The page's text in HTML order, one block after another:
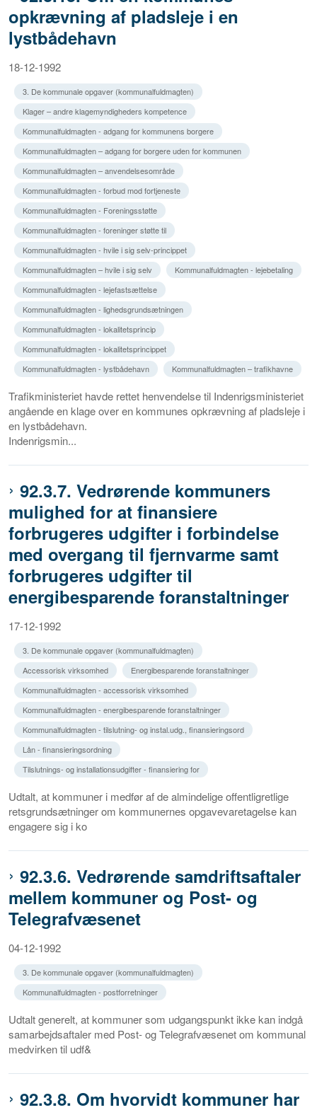
opkrævning af pladsleje i en
lystbådehavn
18-12-1992
3. De kommunale opgaver (kommunalfuldmagten)
Klager – andre klagemyndigheders kompetence
Kommunalfuldmagten - adgang for kommunens borgere
Kommunalfuldmagten – adgang for borgere uden for kommunen
Kommunalfuldmagten – anvendelsesområde
Kommunalfuldmagten - forbud mod fortjeneste
Kommunalfuldmagten - Foreningsstøtte
Kommunalfuldmagten - foreninger støtte til
Kommunalfuldmagten - hvile i sig selv-princippet
Kommunalfuldmagten – hvile i sig selv
Kommunalfuldmagten - lejebetaling
Kommunalfuldmagten - lejefastsættelse
Kommunalfuldmagten - lighedsgrundsætningen
Kommunalfuldmagten - lokalitetsprincip
Kommunalfuldmagten - lokalitetsprincippet
Kommunalfuldmagten - lystbådehavn
Kommunalfuldmagten – trafikhavne
Trafikministeriet havde rettet henvendelse til Indenrigsministeriet
angående en klage over en kommunes opkrævning af pladsleje i
en lystbådehavn.
Indenrigsmin...
92.3.7. Vedrørende kommuners
mulighed for at finansiere
forbrugeres udgifter i forbindelse
med overgang til fjernvarme samt
forbrugeres udgifter til
energibesparende foranstaltninger
17-12-1992
3. De kommunale opgaver (kommunalfuldmagten)
Accessorisk virksomhed
Energibesparende foranstaltninger
Kommunalfuldmagten - accessorisk virksomhed
Kommunalfuldmagten - energibesparende foranstaltninger
Kommunalfuldmagten - tilslutning- og instal.udg., finansieringsord
Lån - finansieringsordning
Tilslutnings- og installationsudgifter - finansiering for
Udtalt, at kommuner i medfør af de almindelige offentligretlige
retsgrundsætninger om kommunernes opgavevaretagelse kan
engagere sig i ko
92.3.6. Vedrørende samdriftsaftaler
mellem kommuner og Post- og
Telegrafvæsenet
04-12-1992
3. De kommunale opgaver (kommunalfuldmagten)
Kommunalfuldmagten - postforretninger
Udtalt generelt, at kommuner som udgangspunkt ikke kan indgå
samarbejdsaftaler med Post- og Telegrafvæsenet om kommunal
medvirken til udf&
92.3.8. Om hvorvidt kommuner har